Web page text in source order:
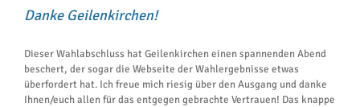
Danke Geilenkirchen!
Dieser Wahlabschluss hat Geilenkirchen einen spannenden Abend
beschert, der sogar die Webseite der Wahlergebnisse etwas
überfordert hat. Ich freue mich riesig über den Ausgang und danke
Ihnen/euch allen für das entgegen gebrachte Vertrauen! Das knappe